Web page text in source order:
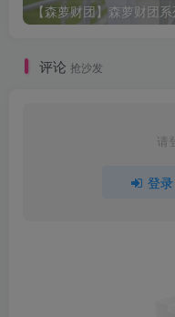
评论 抢沙发
请
登录